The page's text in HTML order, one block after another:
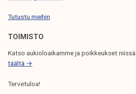
S
E
L
A
U
S
Tutustu meihin
TOIMISTO
Katso aukioloaikamme ja poikkeukset niissä
täältä →
Tervetuloa!